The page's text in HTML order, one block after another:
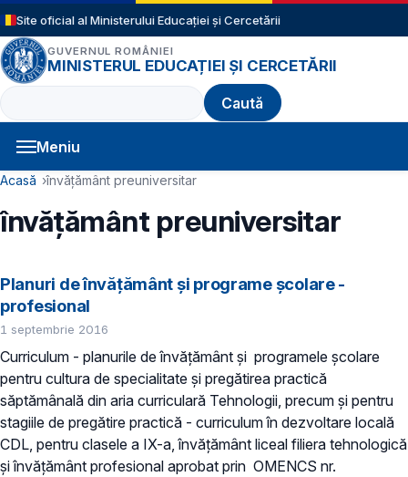
Sari la conținutul principal
Site oficial al Ministerului Educației și Cercetării
GUVERNUL ROMÂNIEI
MINISTERUL EDUCAȚIEI ȘI CERCETĂRII
Caută
Meniu
Navigație principală
Cale de navigare
Acasă învățământ preuniversitar
învățământ preuniversitar
Planuri de învățământ și programe școlare -
profesional
1 septembrie 2016
Curriculum - planurile de învăţământ şi programele şcolare
pentru cultura de specialitate şi pregătirea practică
săptămânală din aria curriculară Tehnologii, precum şi pentru
stagiile de pregătire practică - curriculum în dezvoltare locală
CDL, pentru clasele a IX-a, învăţământ liceal filiera tehnologică
şi învăţământ profesional aprobat prin OMENCS nr.